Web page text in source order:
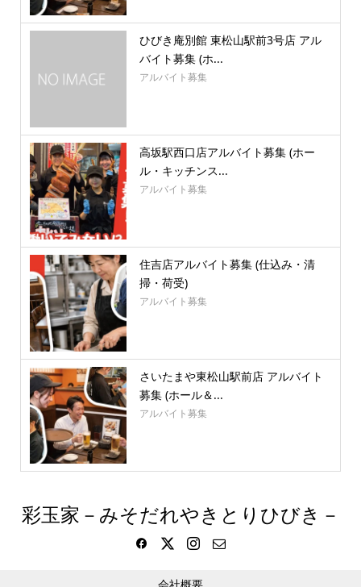
ひびき庵別館 東松山駅前3号店 アル
バイト募集 (ホ...
アルバイト募集
高坂駅西口店アルバイト募集 (ホー
ル・キッチンス...
アルバイト募集
住吉店アルバイト募集 (仕込み・清
掃・荷受)
アルバイト募集
さいたまや東松山駅前店 アルバイト
募集 (ホール＆...
アルバイト募集
彩玉家－みそだれやきとりひびき－